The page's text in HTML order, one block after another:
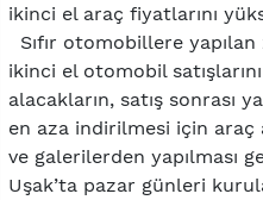
ikinci el araç fiyatlarını
Sıfır otomobillere
ikinci el otomobil
alacakların, satış sonrası
en aza indirilmesi için araç
ve galerilerden yapılması
Uşak’ta pazar günleri